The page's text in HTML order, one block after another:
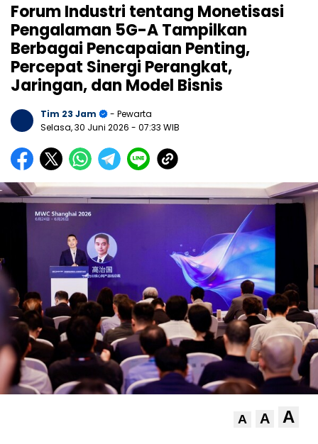
Forum Industri tentang Monetisasi
Pengalaman 5G-A Tampilkan
Berbagai Pencapaian Penting,
Percepat Sinergi Perangkat,
Jaringan, dan Model Bisnis
Tim 23 Jam
- Pewarta
Selasa, 30 Juni 2026 - 07:33 WIB
A A A